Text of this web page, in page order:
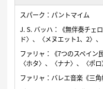
スパーク：パントマイム
J. S. バッハ：《無伴奏チェ
ド〉、〈メヌエット1、2〉、
ファリャ：《7つのスペイン
〈ホタ〉、〈ナナ〉、〈ポロ
ファリャ：バレエ音楽《三